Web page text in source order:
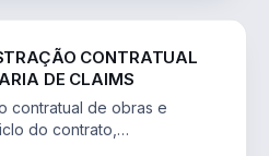
CONTRATUAL
DE CLAIMS
contratual de obras e
do contrato,